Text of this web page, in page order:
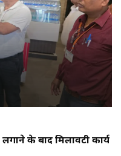
के बाद मिलावटी कार्य